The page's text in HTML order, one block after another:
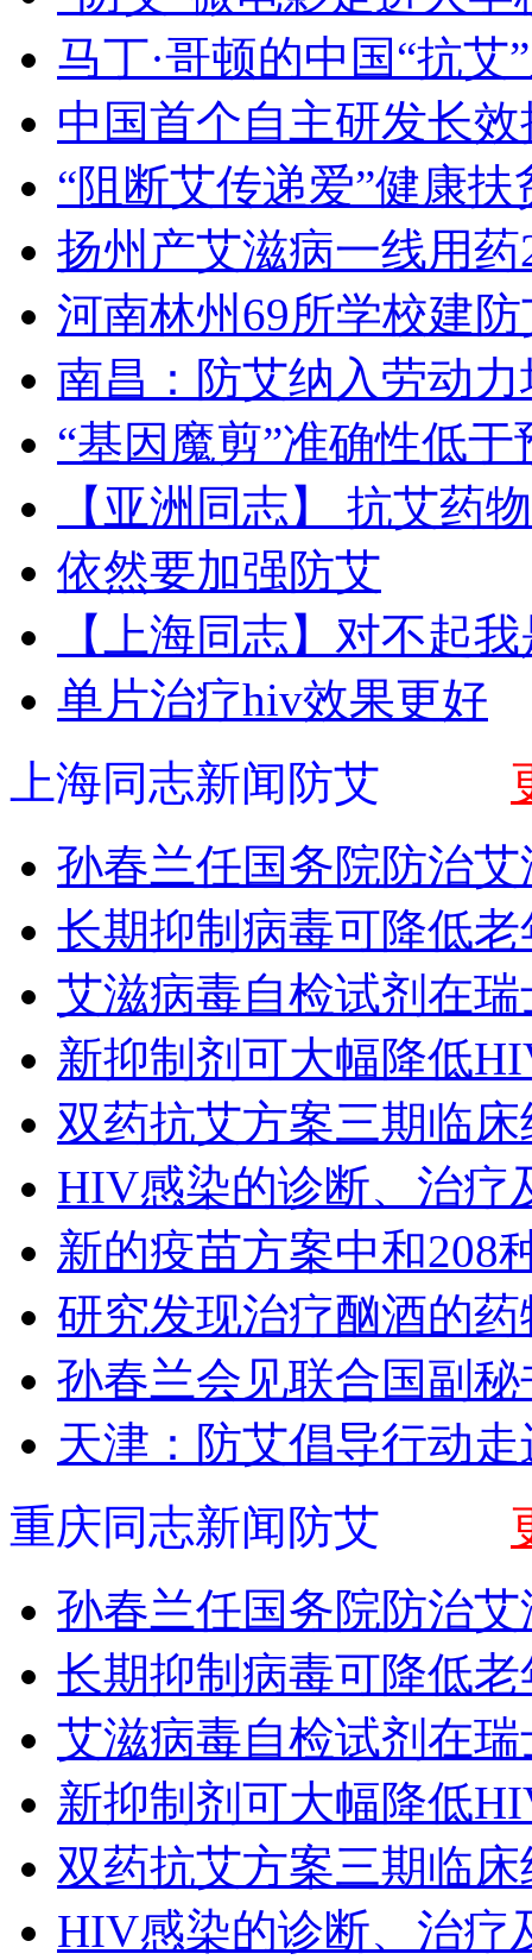
马丁·哥顿的中国“抗艾
中国首个自主研发长
“阻断艾传递爱”健康
扬州产艾滋病一线用药
河南林州69所学校建
南昌：防艾纳入劳动
“基因魔剪”准确性低于
【亚洲同志】 抗艾药
依然要加强防艾
【上海同志】对不起
单片治疗hiv效果更好
上海同志新闻防艾
孙春兰任国务院防治
长期抑制病毒可降低
艾滋病毒自检试剂在
新抑制剂可大幅降低
双药抗艾方案三期临
HIV感染的诊断、治疗
新的疫苗方案中和208
研究发现治疗酗酒的
孙春兰会见联合国副
天津：防艾倡导行动
重庆同志新闻防艾
孙春兰任国务院防治
长期抑制病毒可降低
艾滋病毒自检试剂在
新抑制剂可大幅降低
双药抗艾方案三期临
HIV感染的诊断、治疗